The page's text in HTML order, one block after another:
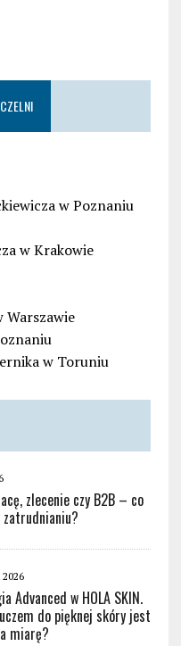
w Poznaniu
w Krakowie
Warszawie
w Toruniu
zlecenie czy B2B – co
Advanced w HOLA SKIN.
do pięknej skóry jest
miarę?